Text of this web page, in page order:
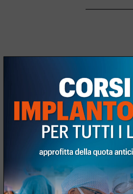
Scarica la brochure
Richiedi